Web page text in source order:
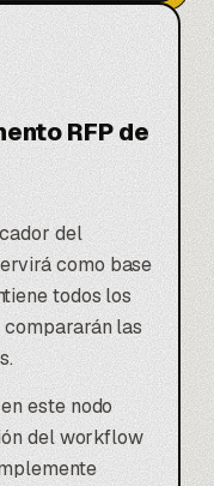
RFP de
del
como base
todos los
las
este nodo
del workflow